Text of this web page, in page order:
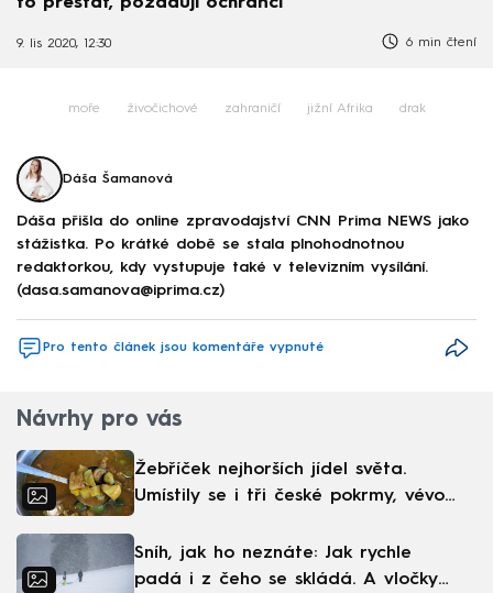
9. lis 2020, 12:30 6 min čtení
moře živočichové zahraničí jižní Afrika drak
Dáša Šamanová
Dáša přišla do online zpravodajství CNN Prima NEWS jako
stážistka. Po krátké době se stala plnohodnotnou
redaktorkou, kdy vystupuje také v televizním vysílání.
(dasa.samanova@iprima.cz)
Pro tento článek jsou komentáře vypnuté
Návrhy pro vás
Žebříček nejhorších jídel světa.
Umístily se i tři české pokrmy, vévodí
Sníh, jak ho neznáte: Jak rychle
padá i z čeho se skládá. A vločky